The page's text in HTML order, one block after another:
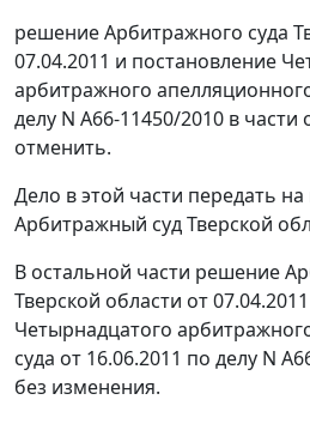
решение Арбитражного суда
07.04.2011 и постановление
арбитражного
делу N А66-11450/2010 в части
отменить.
Дело в этой части передать
Арбитражный суд Тверской
В остальной части решение
Тверской области от
Четырнадцатого
суда от 16.06.2011 по делу N
без изменения.